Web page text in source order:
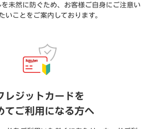
未然に防ぐため、お客様ご自身にご注意い
いことをご案内しております。
レジットカードを
てご利用になる方へ